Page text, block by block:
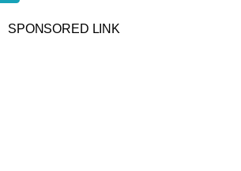
SPONSORED LINK